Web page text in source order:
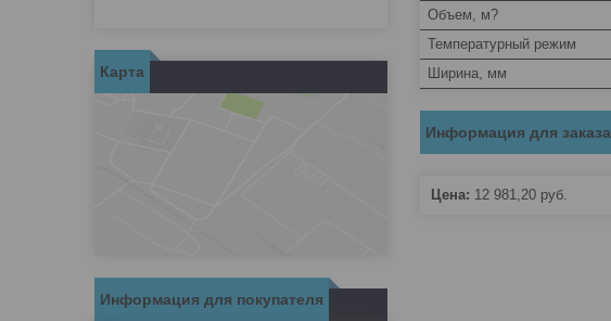
Объем, м?
Температурный режим
Ширина, мм
Информация для заказа
Цена: 12 981,20 руб.
Карта
Информация для покупателя